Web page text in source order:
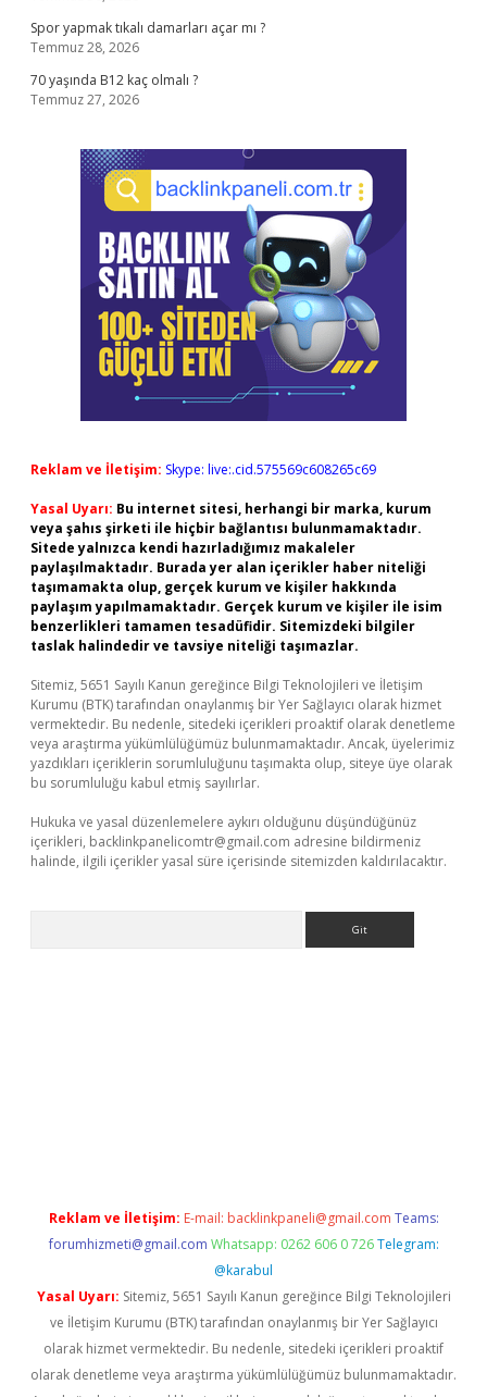
Spor yapmak tıkalı damarları açar mı ?
Temmuz 28, 2026
70 yaşında B12 kaç olmalı ?
Temmuz 27, 2026
Reklam ve İletişim: Skype: live:.cid.575569c608265c69
Yasal Uyarı: Bu internet sitesi, herhangi bir marka, kurum
veya şahıs şirketi ile hiçbir bağlantısı bulunmamaktadır.
Sitede yalnızca kendi hazırladığımız makaleler
paylaşılmaktadır. Burada yer alan içerikler haber niteliği
taşımamakta olup, gerçek kurum ve kişiler hakkında
paylaşım yapılmamaktadır. Gerçek kurum ve kişiler ile isim
benzerlikleri tamamen tesadüfidir. Sitemizdeki bilgiler
taslak halindedir ve tavsiye niteliği taşımazlar.
Sitemiz, 5651 Sayılı Kanun gereğince Bilgi Teknolojileri ve İletişim
Kurumu (BTK) tarafından onaylanmış bir Yer Sağlayıcı olarak hizmet
vermektedir. Bu nedenle, sitedeki içerikleri proaktif olarak denetleme
veya araştırma yükümlülüğümüz bulunmamaktadır. Ancak, üyelerimiz
yazdıkları içeriklerin sorumluluğunu taşımakta olup, siteye üye olarak
bu sorumluluğu kabul etmiş sayılırlar.
Hukuka ve yasal düzenlemelere aykırı olduğunu düşündüğünüz
içerikleri, backlinkpanelicomtr@gmail.com adresine bildirmeniz
halinde, ilgili içerikler yasal süre içerisinde sitemizden kaldırılacaktır.
Reklam ve İletişim: E-mail: backlinkpaneli@gmail.com Teams:
forumhizmeti@gmail.com Whatsapp: 0262 606 0 726 Telegram:
@karabul
Yasal Uyarı: Sitemiz, 5651 Sayılı Kanun gereğince Bilgi Teknolojileri
ve İletişim Kurumu (BTK) tarafından onaylanmış bir Yer Sağlayıcı
olarak hizmet vermektedir. Bu nedenle, sitedeki içerikleri proaktif
olarak denetleme veya araştırma yükümlülüğümüz bulunmamaktadır.